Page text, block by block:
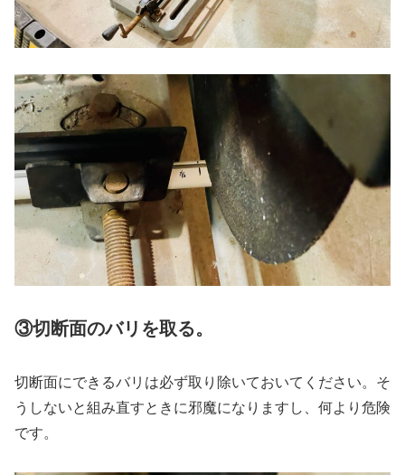
③切断面のバリを取る。
切断面にできるバリは必ず取り除いておいてください。そ
うしないと組み直すときに邪魔になりますし、何より危険
です。